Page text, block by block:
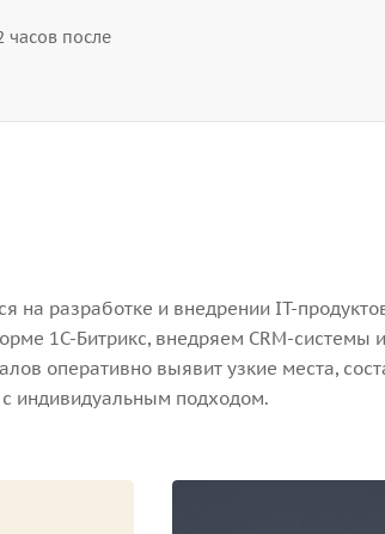
часов после
разработке и внедрении IT-
1С-Битрикс, внедряем CRM-системы
оперативно выявит узкие места,
индивидуальным подходом.